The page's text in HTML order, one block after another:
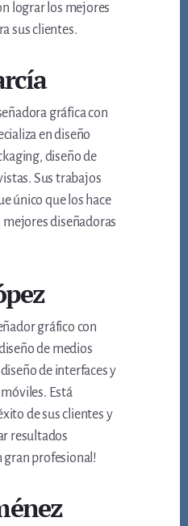
lograr los mejores
sus clientes.
gráfica con
en diseño
diseño de
Sus trabajos
único que los hace
mejores diseñadoras
gráfico con
de medios
de interfaces y
Está
de sus clientes y
resultados
gran profesional!